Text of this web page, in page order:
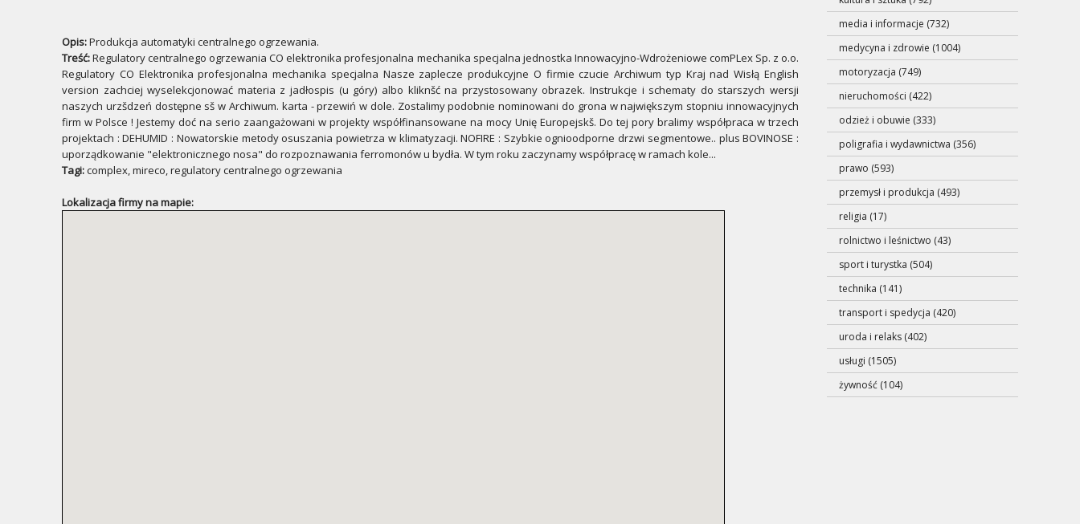
Opis:Produkcja automatyki centralnego ogrzewania.
Treść:Regulatory centralnego ogrzewania CO elektronika profesjonalna mechanika specjalna jednostka Innowacyjno-Wdrożeniowe comPLex Sp. z o.o.
Regulatory CO Elektronika profesjonalna mechanika specjalna Nasze zaplecze produkcyjne O firmie czucie Archiwum typ Kraj nad Wisłą English
version zachciej wyselekcjonować materia z jadłospis (u góry) albo kliknšć na przystosowany obrazek. Instrukcje i schematy do starszych wersji
naszych urzšdzeń dostępne sš w Archiwum. karta - przewiń w dole. Zostalimy podobnie nominowani do grona w największym stopniu innowacyjnych
firm w Polsce ! Jestemy doć na serio zaangażowani w projekty współfinansowane na mocy Unię Europejskš. Do tej pory bralimy współpraca w trzech
projektach : DEHUMID : Nowatorskie metody osuszania powietrza w klimatyzacji. NOFIRE : Szybkie ognioodporne drzwi segmentowe.. plus BOVINOSE :
uporządkowanie "elektronicznego nosa" do rozpoznawania ferromonów u bydła. W tym roku zaczynamy współpracę w ramach kole...
Tagi:complex, mireco, regulatory centralnego ogrzewania
Lokalizacja firmy na mapie:
media i informacje (732)
medycyna i zdrowie (1004)
motoryzacja (749)
nieruchomości (422)
odzież i obuwie (333)
poligrafia i wydawnictwa (356)
prawo (593)
przemysł i produkcja (493)
religia (17)
rolnictwo i leśnictwo (43)
sport i turystka (504)
technika (141)
transport i spedycja (420)
uroda i relaks (402)
usługi (1505)
żywność (104)